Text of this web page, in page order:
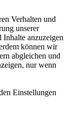
Verhalten und
unserer
Inhalte anzuzeigen
können wir
abgleichen und
nur wenn
Einstellungen